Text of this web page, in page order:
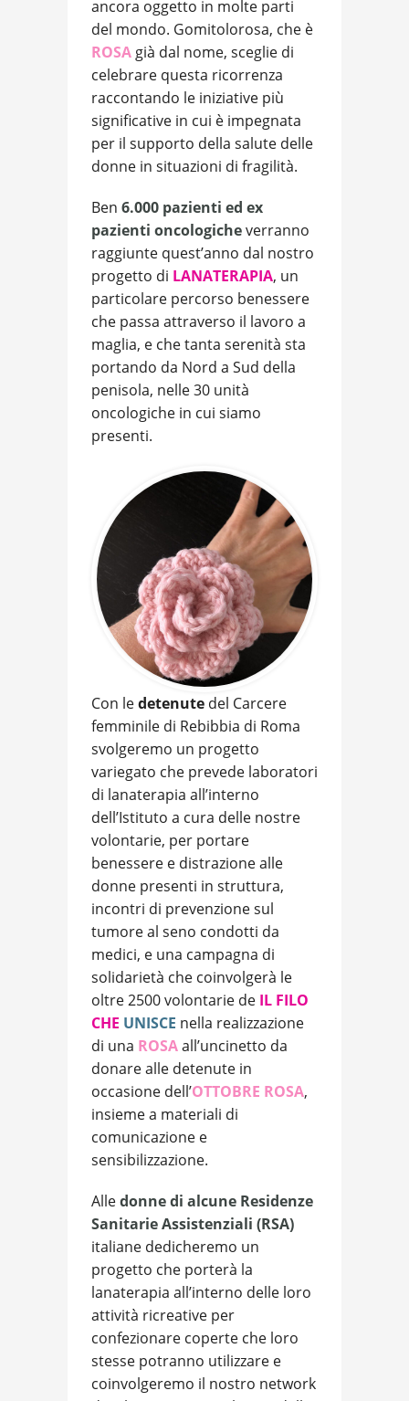
ancora oggetto in molte parti
del mondo. Gomitolorosa, che è
ROSAgià dal nome, sceglie di
celebrare questa ricorrenza
raccontando le iniziative più
significative in cui è impegnata
per il supporto della salute delle
donne in situazioni di fragilità.
Ben 6.000 pazienti ed ex
pazienti oncologicheverranno
raggiunte quest’anno dal nostro
progetto di LANATERAPIA, un
particolare percorso benessere
che passa attraverso il lavoro a
maglia, e che tanta serenità sta
portando da Nord a Sud della
penisola, nelle 30 unità
oncologiche in cui siamo
presenti.
Con ledetenute del Carcere
femminile di Rebibbia di Roma
svolgeremo un progetto
variegato che prevede laboratori
di lanaterapia all’interno
dell’Istituto a cura delle nostre
volontarie, per portare
benessere e distrazione alle
donne presenti in struttura,
incontri di prevenzione sul
tumore al seno condotti da
medici, e una campagna di
solidarietà che coinvolgerà le
oltre 2500 volontarie de IL FILO
CHE UNISCE nella realizzazione
di una ROSAall’uncinetto da
donare alle detenute in
occasione dell’OTTOBRE ROSA,
insieme a materiali di
comunicazione e
sensibilizzazione.
Alledonne di alcune Residenze
Sanitarie Assistenziali (RSA)
italiane dedicheremo un
progetto che porterà la
lanaterapia all’interno delle loro
attività ricreative per
confezionare coperte che loro
stesse potranno utilizzare e
coinvolgeremo il nostro network